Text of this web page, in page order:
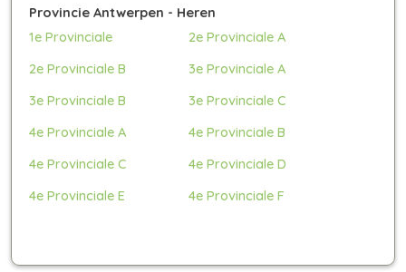
Provincie Antwerpen - Heren
1e Provinciale
2e Provinciale A
2e Provinciale B
3e Provinciale A
3e Provinciale B
3e Provinciale C
4e Provinciale A
4e Provinciale B
4e Provinciale C
4e Provinciale D
4e Provinciale E
4e Provinciale F